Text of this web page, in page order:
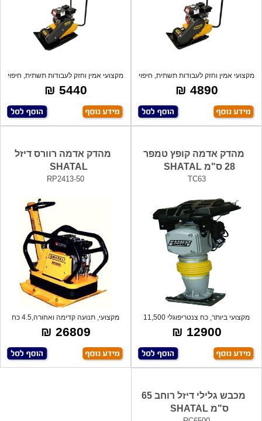
מקצועי אמין וחזק לעבודות תשתית, חיפוי
מד
4890 ₪
מקצועי אמין וחזק לעבודות תשתית, חיפוי
מד
5440 ₪
מהדק אדמה קופץ טמפר
28 ס"מ SHATAL
TC63
מקצועי ביותר, כח צנטריפוגלי 11,500
ק"ג,
12900 ₪
מהדק אדמה רוורס דיזל
SHATAL
RP2413-50
מקצועי, תנועה קדימה ואחורה,4.5 כח
סוס, כ
26809 ₪
מכבש גלילי דיזל רוחב 65
ס"מ SHATAL